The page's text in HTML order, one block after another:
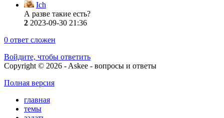
Ich
А разве такие есть?
2 2023-09-30 21:36
0 ответ сложен
Войдите, чтобы ответить
Copyright © 2026 - Askee - вопросы и ответы
Полная версия
главная
темы